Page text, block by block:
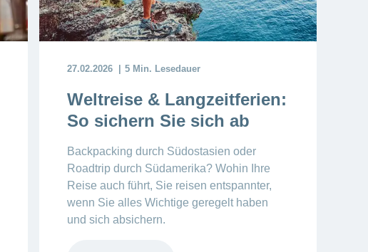
27.02.2026 5 Min. Lesedauer
Weltreise & Langzeitferien:
So sichern Sie sich ab
Backpacking durch Südostasien oder
Roadtrip durch Südamerika? Wohin Ihre
Reise auch führt, Sie reisen entspannter,
wenn Sie alles Wichtige geregelt haben
und sich absichern.